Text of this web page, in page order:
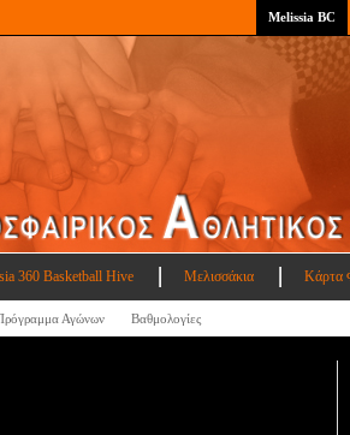
Melissia BC
360 Basketball Hive Μελισσάκια Κάρτα
Αγώνων Βαθμολογίες